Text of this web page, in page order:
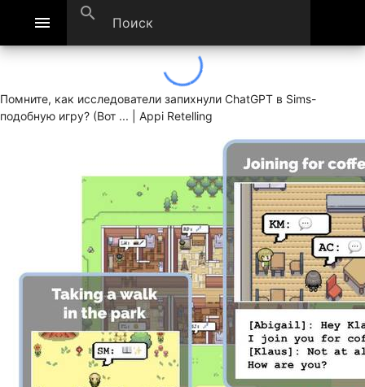
menu search
Помните, как исследователи запихнули ChatGPT в Sims-
подобную игру? (Вот ... | Appi Retelling